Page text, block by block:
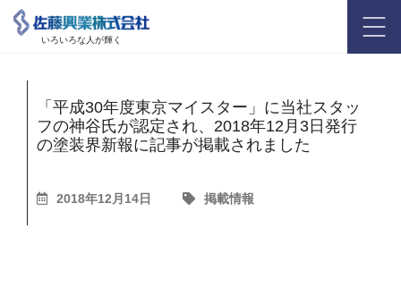
いろいろな人が輝く
「平成30年度東京マイスター」に当社スタッ
フの神谷氏が認定され、2018年12月3日発行
の塗装界新報に記事が掲載されました
2018年12月14日 掲載情報